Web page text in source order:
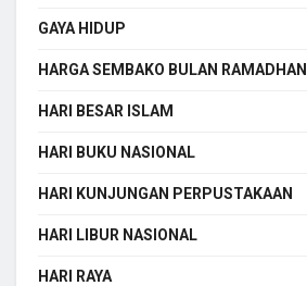
GAYA HIDUP
HARGA SEMBAKO BULAN RAMADHAN
HARI BESAR ISLAM
HARI BUKU NASIONAL
HARI KUNJUNGAN PERPUSTAKAAN
HARI LIBUR NASIONAL
HARI RAYA